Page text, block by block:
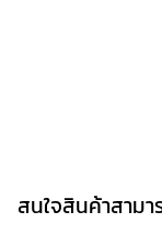
สนใจสินค้าสามา